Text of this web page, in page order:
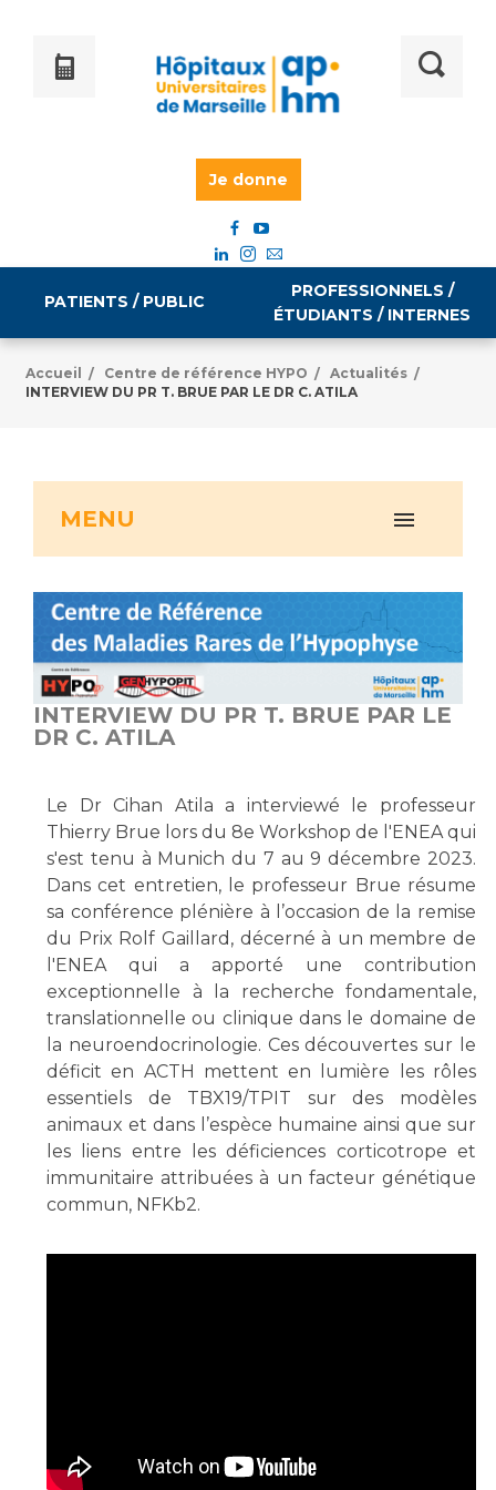
Je donne
PATIENTS / PUBLIC
Vous accompagnez, vous rendez visite à un patient
Vous allez être hospitalisé(e)
Vous avez un examen d'imagerie ou de radiologie
à réaliser
Vous avez une analyse à réaliser
Vous venez en consultation
myaphm, votre espace santé en ligne
Infos COVID-19
Vivre ensemble à l'hôpital
Culture à l'hôpital
Laïcité et cultes
Les associations
Livret d'accueil
Salon des familles
Transports sanitaires
Vos droits, vos devoirs
Handicap
Handi 13
PROFESSIONNELS /
ÉTUDIANTS / INTERNES
Emplois médicaux
Espace Formation
Étudiants hospitaliers
Emplois techniques et médico-techniques
Emplois divers
Statuts
Stages paramédicaux
Chercheurs
La recherche clinique à l'AP-HM
Les structures de recherche
Écoles et Instituts de Formation
Plateforme des internes
Professionnels de santé
Cancérologie
Accueil / Centre de référence HYPO / Actualités /
INTERVIEW DU PR T. BRUE PAR LE DR C. ATILA
MENU
INTERVIEW DU PR T. BRUE PAR LE
DR C. ATILA
Le Dr Cihan Atila a interviewé le professeur
Thierry Brue lors du 8e Workshop de l'ENEA qui
s'est tenu à Munich du 7 au 9 décembre 2023.
Dans cet entretien, le professeur Brue résume
sa conférence plénière à l’occasion de la remise
du Prix Rolf Gaillard, décerné à un membre de
l'ENEA qui a apporté une contribution
exceptionnelle à la recherche fondamentale,
translationnelle ou clinique dans le domaine de
la neuroendocrinologie. Ces découvertes sur le
déficit en ACTH mettent en lumière les rôles
essentiels de TBX19/TPIT sur des modèles
animaux et dans l’espèce humaine ainsi que sur
les liens entre les déficiences corticotrope et
immunitaire attribuées à un facteur génétique
commun, NFKb2.